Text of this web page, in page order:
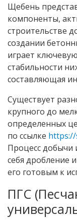
Щебень
компоненты,
строительстве
создании
играет
стабильности
составляющая
Существует
крупного до
определенных
по ссылке
Процесс добычи
себя дробление
его готовым к
ПГС